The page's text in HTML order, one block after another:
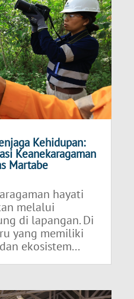
Kehidupan:
Keanekaragaman
Martabe
hayati
melalui
di lapangan. Di
yang memiliki
ekosistem...